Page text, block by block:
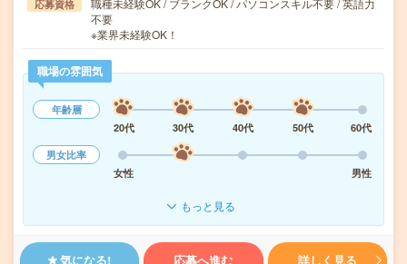
応募資格
職種未経験OK / ブランクOK / パソコンスキル不要 / 英語力
不要
※業界未経験OK！
職場の雰囲気
年齢層
20代
30代 40代 50代
60代
男女比率
女性
男性
もっと見る
気になる! 応募へ進む 詳しく見る